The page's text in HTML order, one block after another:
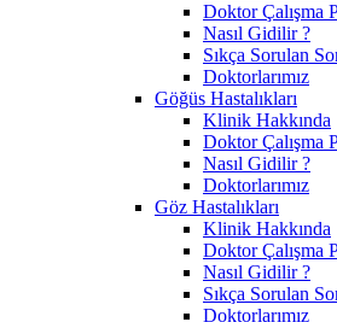
Doktor Çalışma
Nasıl Gidilir ?
Sıkça Sorulan
Doktorlarımız
Göğüs Hastalıkları
Klinik Hakkında
Doktor Çalışma
Nasıl Gidilir ?
Doktorlarımız
Göz Hastalıkları
Klinik Hakkında
Doktor Çalışma
Nasıl Gidilir ?
Sıkça Sorulan
Doktorlarımız